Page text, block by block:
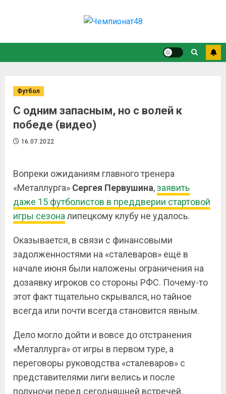
Футбол
С одним запасным, но с волей к
победе (видео)
16.07.2022
Вопреки ожиданиям главного тренера
«Металлурга» Сергея Первушина,заявить
даже 15 футболистов в преддверии стартовой
игры сезона липецкому клубу не удалось.
Оказывается, в связи с финансовыми
задолженностями на «сталеваров» ещё в
начале июня были наложены ограничения на
дозаявку игроков со стороны РФС. Почему-то
этот факт тщательно скрывался, но тайное
всегда или почти всегда становится явным.
Дело могло дойти и вовсе до отстранения
«Металлурга» от игры в первом туре, а
переговоры руководства «сталеваров» с
представителями лиги велись и после
полуночи перед сегодняшней встречей.